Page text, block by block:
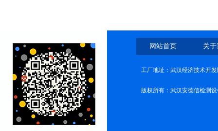
网站首页 关
工厂地址：武汉经济技术开
版权所有：武汉安德信检测